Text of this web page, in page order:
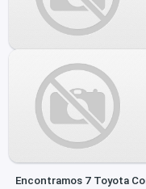
Encontramos 7 Toyota